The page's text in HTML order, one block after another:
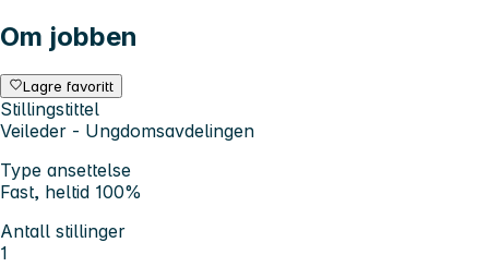
Om jobben
Lagre favoritt
Stillingstittel
Veileder - Ungdomsavdelingen
Type ansettelse
Fast, heltid 100%
Antall stillinger
1